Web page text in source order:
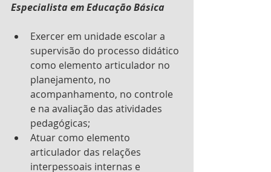
Especialista em Educação Básica
Exercer em unidade escolar a
supervisão do processo didático
como elemento articulador no
planejamento, no
acompanhamento, no controle
e na avaliação das atividades
pedagógicas;
Atuar como elemento
articulador das relações
interpessoais internas e